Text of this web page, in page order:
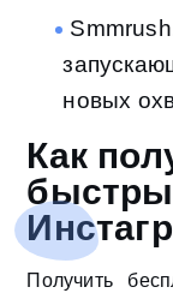
новых
Как
Получить